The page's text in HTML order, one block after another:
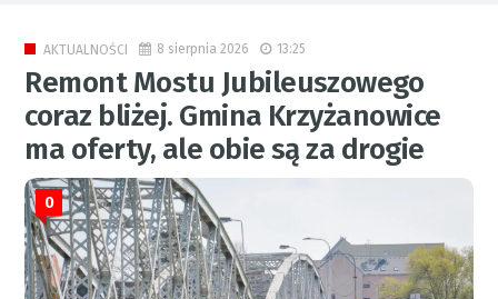
AKTUALNOŚCI 8 sierpnia 2026 13:25
Remont Mostu Jubileuszowego
coraz bliżej. Gmina Krzyżanowice
ma oferty, ale obie są za drogie
0